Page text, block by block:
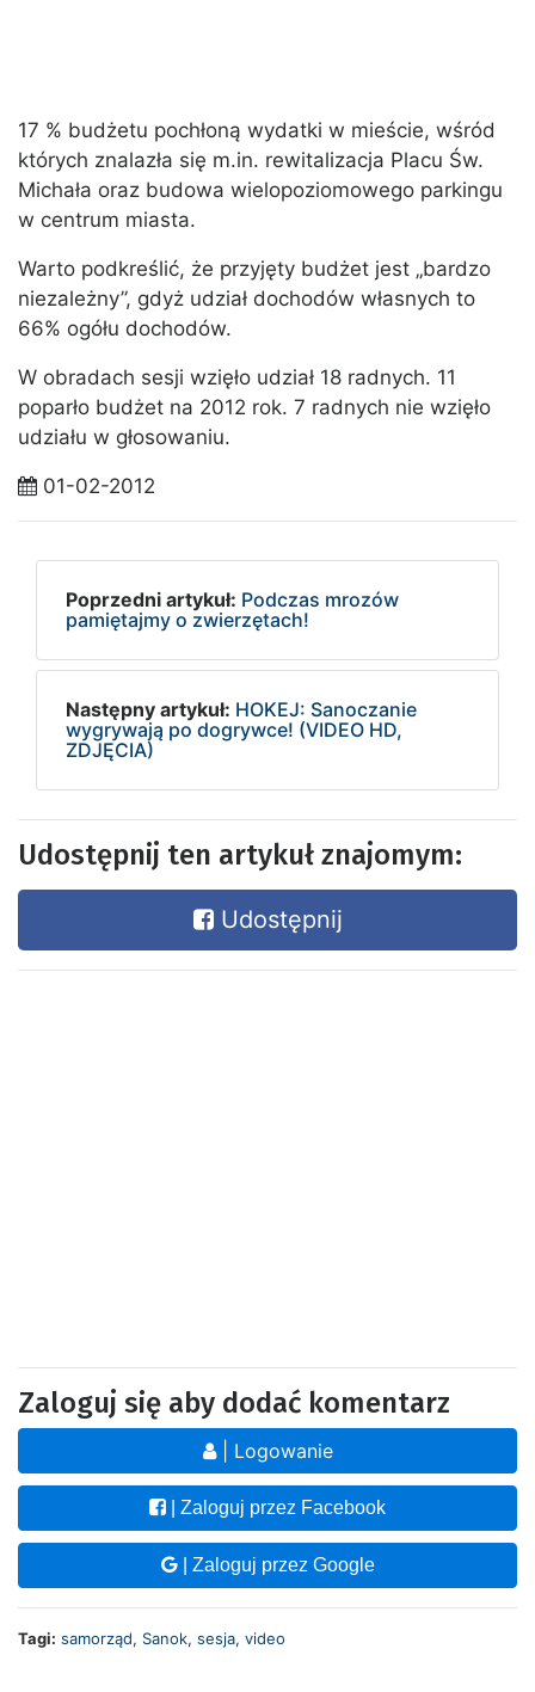
17 % budżetu pochłoną wydatki w mieście, wśród
których znalazła się m.in. rewitalizacja Placu Św.
Michała oraz budowa wielopoziomowego parkingu
w centrum miasta.
Warto podkreślić, że przyjęty budżet jest „bardzo
niezależny”, gdyż udział dochodów własnych to
66% ogółu dochodów.
W obradach sesji wzięło udział 18 radnych. 11
poparło budżet na 2012 rok. 7 radnych nie wzięło
udziału w głosowaniu.
01-02-2012
Poprzedni artykuł: Podczas mrozów
pamiętajmy o zwierzętach!
Następny artykuł: HOKEJ: Sanoczanie
wygrywają po dogrywce! (VIDEO HD,
ZDJĘCIA)
Udostępnij ten artykuł znajomym:
Udostępnij
Zaloguj się aby dodać komentarz
| Logowanie
| Zaloguj przez Facebook
| Zaloguj przez Google
Tagi: samorząd, Sanok, sesja, video